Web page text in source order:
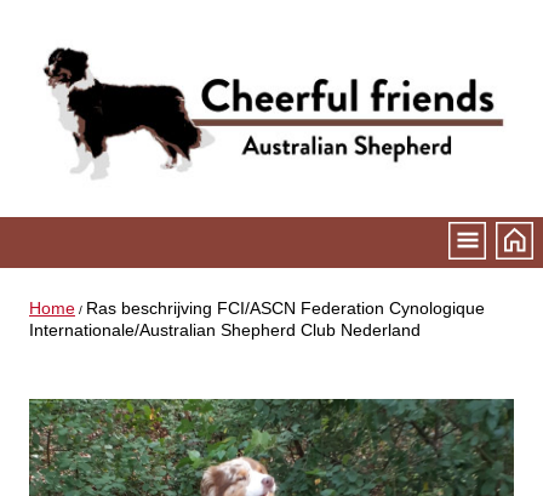
Home / Ras beschrijving FCI/ASCN Federation Cynologique
Internationale/Australian Shepherd Club Nederland